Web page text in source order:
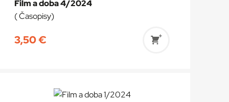
Film a doba 4/2024
( Časopisy)
3,50€
Pridať